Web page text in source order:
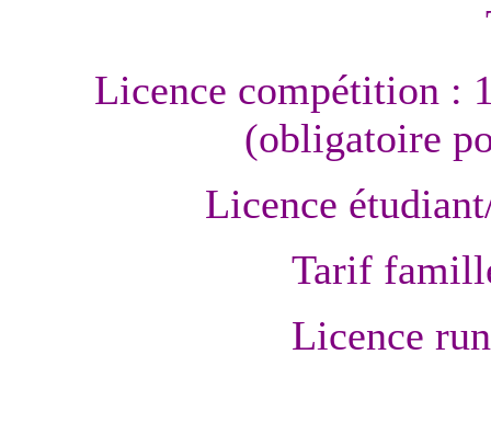
Licence compétition :
(obligatoire
Licence
Tarif
Licence